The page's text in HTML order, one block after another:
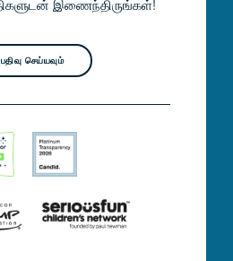
இணைந்திருங்கள்!
பதிவு செய்யவும்